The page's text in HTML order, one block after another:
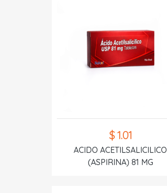
$ 1.01
ACIDO ACETILSALICILICO
(ASPIRINA) 81 MG